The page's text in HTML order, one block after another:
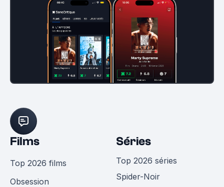
Films
Top 2026 films
Obsession
Séries
Top 2026 séries
Spider-Noir